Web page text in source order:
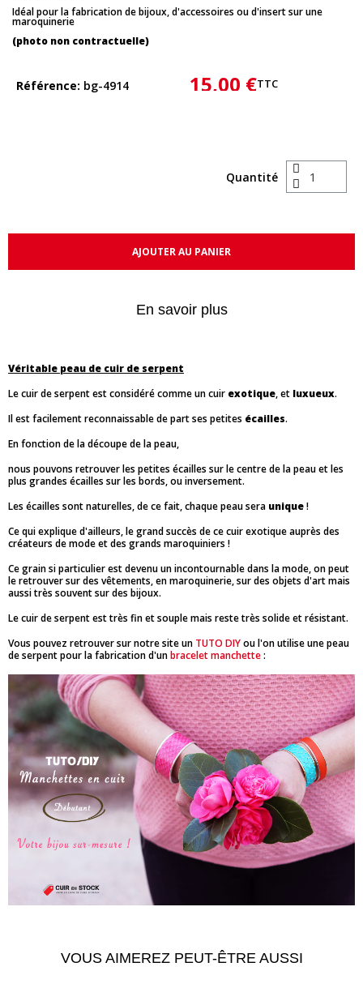
Idéal pour la fabrication de bijoux, d'accessoires ou d'insert sur une
maroquinerie
(photo non contractuelle)
Référence bg-4914 15,00 €TTC
Quantité
AJOUTER AU PANIER
En savoir plus
Véritable peau de cuir de serpent
Le cuir de serpent est considéré comme un cuir exotique, et luxueux.
Il est facilement reconnaissable de part ses petites écailles.
En fonction de la découpe de la peau,
nous pouvons retrouver les petites écailles sur le centre de la peau et les
plus grandes écailles sur les bords, ou inversement.
Les écailles sont naturelles, de ce fait, chaque peau sera unique!
Ce qui explique d'ailleurs, le grand succès de ce cuir exotique auprès des
créateurs de mode et des grands maroquiniers !
Ce grain si particulier est devenu un incontournable dans la mode, on peut
le retrouver sur des vêtements, en maroquinerie, sur des objets d'art mais
aussi très souvent sur des bijoux.
Le cuir de serpent est très fin et souple mais reste très solide et résistant.
Vous pouvez retrouver sur notre site un TUTO DIYou l'on utilise une peau
de serpent pour la fabrication d'unbracelet manchette:
VOUS AIMEREZ PEUT-ÊTRE AUSSI